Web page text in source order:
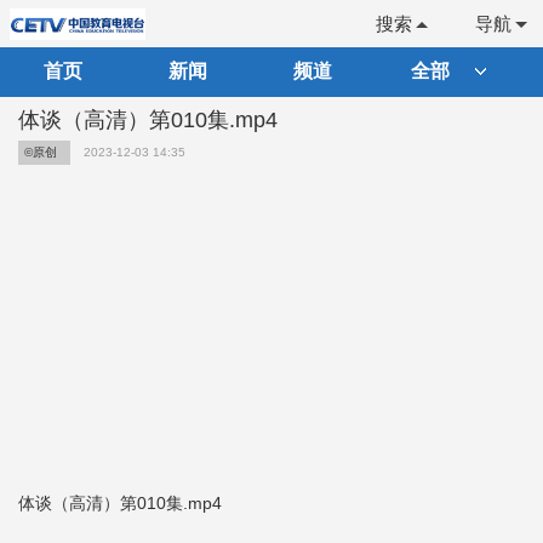
导航
搜索
首页 新闻 频道 全部
体谈（高清）第010集.mp4
©原创 2023-12-03 14:35
体谈（高清）第010集.mp4